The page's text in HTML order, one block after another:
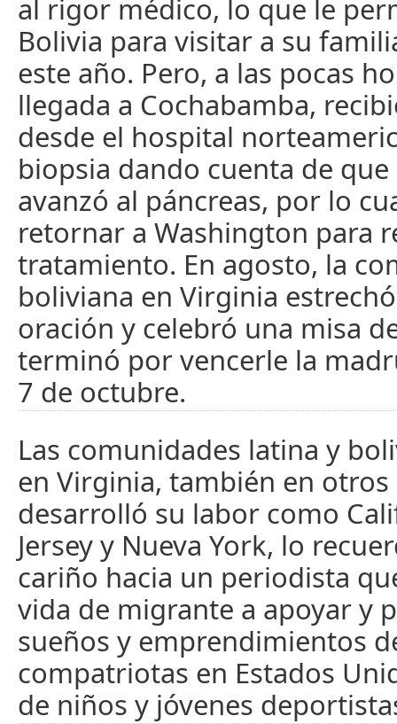
al rigor médico, lo que le
Bolivia para visitar a su
este año. Pero, a las pocas
llegada a Cochabamba,
desde el hospital
biopsia dando cuenta de que
avanzó al páncreas, por lo
retornar a Washington para
tratamiento. En agosto, la
boliviana en Virginia
oración y celebró una misa
terminó por vencerle la
7 de octubre.
Las comunidades latina y
en Virginia, también en
desarrolló su labor como
Jersey y Nueva York, lo
cariño hacia un periodista
vida de migrante a apoyar y
sueños y emprendimientos
compatriotas en Estados
de niños y jóvenes